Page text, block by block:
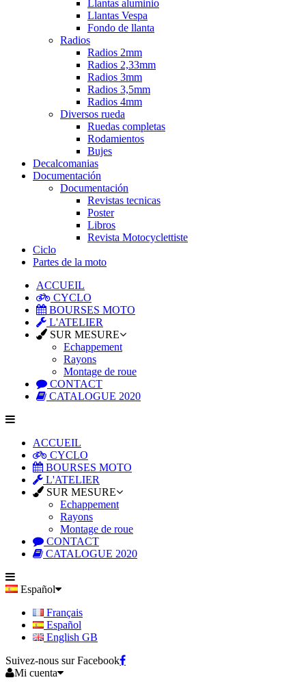
Llantas aluminio
Llantas Vespa
Fondo de llanta
Radios
Radios 2mm
Radios 2,33mm
Radios 3mm
Radios 3,5mm
Radios 4mm
Diversos rueda
Ruedas completas
Rodamientos
Bujes
Decalcomanias
Documentación
Documentación
Revistas tecnicas
Poster
Libros
Revista Motocyclettiste
Ciclo
Partes de la moto
ACCUEIL
CYCLO
BOURSES MOTO
L'ATELIER
SUR MESURE
Echappement
Rayons
Montage de roue
CONTACT
CATALOGUE 2020
ACCUEIL
CYCLO
BOURSES MOTO
L'ATELIER
SUR MESURE
Echappement
Rayons
Montage de roue
CONTACT
CATALOGUE 2020
Español
Français
Español
English GB
Suivez-nous sur Facebook
Mi cuenta